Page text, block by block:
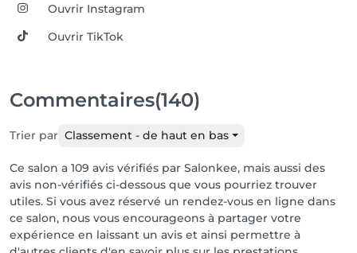
Ouvrir Instagram
Ouvrir TikTok
Commentaires(140)
Trier par Classement - de haut en bas
Ce salon a 109 avis vérifiés par Salonkee, mais aussi des
avis non-vérifiés ci-dessous que vous pourriez trouver
utiles. Si vous avez réservé un rendez-vous en ligne dans
ce salon, nous vous encourageons à partager votre
expérience en laissant un avis et ainsi permettre à